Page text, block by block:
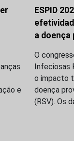
e
ESPID
a doença
O
Infeciosas
o impacto
doença
(RSV). Os